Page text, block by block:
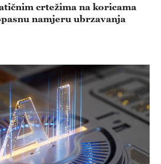
crtežima na koricama
namjeru ubrzavanja